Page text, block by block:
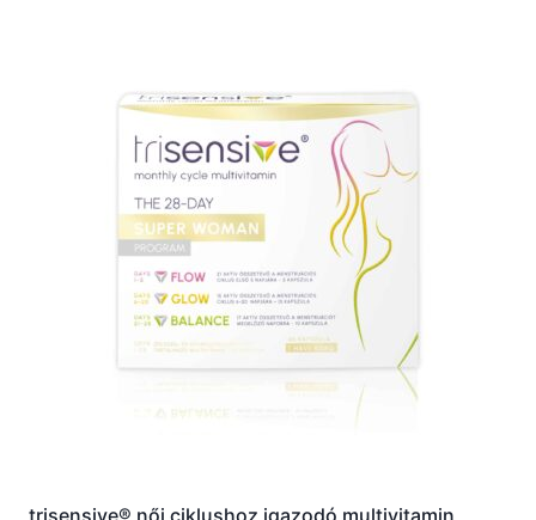
trisensive® női ciklushoz igazodó multivitamin